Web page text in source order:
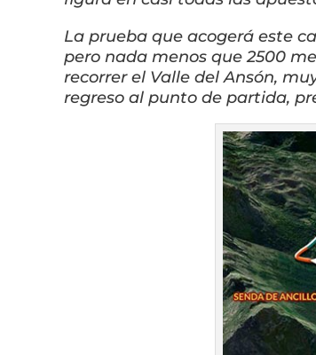
La prueba que acogerá este
pero nada menos que 2500
recorrer el Valle del Ansón,
regreso al punto de partida,